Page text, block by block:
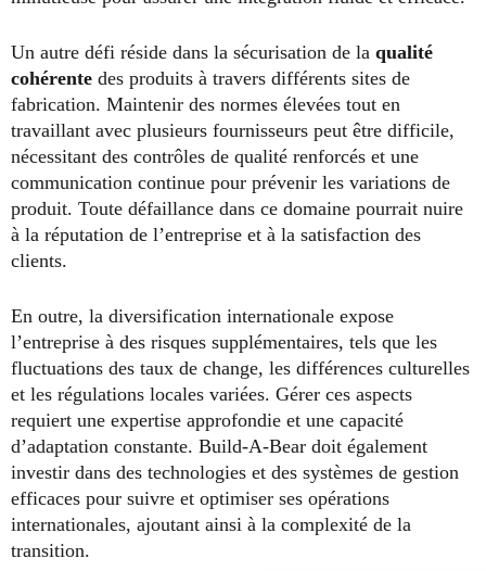
Un autre défi réside dans la sécurisation de la qualité
cohérente des produits à travers différents sites de
fabrication. Maintenir des normes élevées tout en
travaillant avec plusieurs fournisseurs peut être difficile,
nécessitant des contrôles de qualité renforcés et une
communication continue pour prévenir les variations de
produit. Toute défaillance dans ce domaine pourrait nuire
à la réputation de l’entreprise et à la satisfaction des
clients.
En outre, la diversification internationale expose
l’entreprise à des risques supplémentaires, tels que les
fluctuations des taux de change, les différences culturelles
et les régulations locales variées. Gérer ces aspects
requiert une expertise approfondie et une capacité
d’adaptation constante. Build-A-Bear doit également
investir dans des technologies et des systèmes de gestion
efficaces pour suivre et optimiser ses opérations
internationales, ajoutant ainsi à la complexité de la
transition.